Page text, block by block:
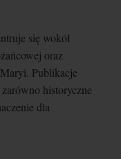
się wokół
oraz
Publikacje
historyczne
dla